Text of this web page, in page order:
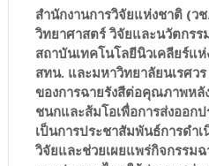
สำนักงานการวิจัยแห่งชาติ (ว
วิทยาศาสตร์ วิจัยและนวัตกร
สถาบันเทคโนโลยีนิวเคลียร์แ
สทน. และมหาวิทยาลัยนเรศว
ของการฉายรังสีต่อคุณภาพหลั
ชนกและส้มโอเพื่อการส่งออกป
เป็นการประชาสัมพันธ์การดำ
วิจัยและช่วยเผยแพร่กิจกรรม